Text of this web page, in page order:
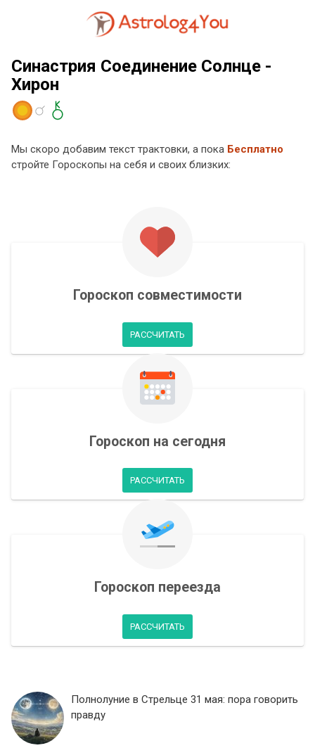
Синастрия Соединение Солнце -
Хирон
Мы скоро добавим текст трактовки, а пока Бесплатно
стройте Гороскопы на себя и своих близких:
Гороскоп совместимости
РАССЧИТАТЬ
Гороскоп на сегодня
РАССЧИТАТЬ
Гороскоп переезда
РАССЧИТАТЬ
Полнолуние в Стрельце 31 мая: пора говорить
правду